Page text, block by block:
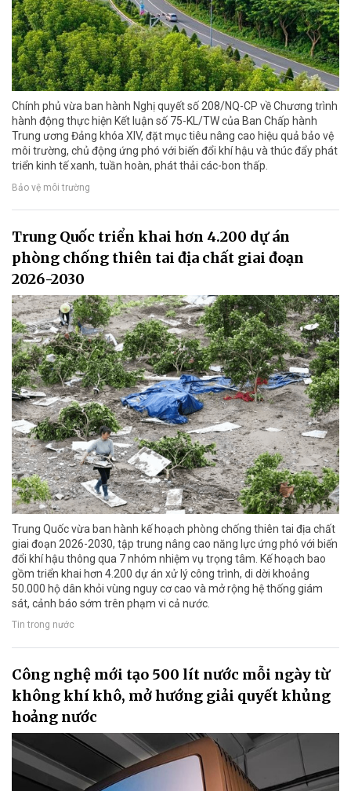
Chính phủ vừa ban hành Nghị quyết số 208/NQ-CP về Chương trình
hành động thực hiện Kết luận số 75-KL/TW của Ban Chấp hành
Trung ương Đảng khóa XIV, đặt mục tiêu nâng cao hiệu quả bảo vệ
môi trường, chủ động ứng phó với biến đổi khí hậu và thúc đẩy phát
triển kinh tế xanh, tuần hoàn, phát thải các-bon thấp.
Bảo vệ môi trường
Trung Quốc triển khai hơn 4.200 dự án
phòng chống thiên tai địa chất giai đoạn
2026-2030
Trung Quốc vừa ban hành kế hoạch phòng chống thiên tai địa chất
giai đoạn 2026-2030, tập trung nâng cao năng lực ứng phó với biến
đổi khí hậu thông qua 7 nhóm nhiệm vụ trọng tâm. Kế hoạch bao
gồm triển khai hơn 4.200 dự án xử lý công trình, di dời khoảng
50.000 hộ dân khỏi vùng nguy cơ cao và mở rộng hệ thống giám
sát, cảnh báo sớm trên phạm vi cả nước.
Tin trong nước
Công nghệ mới tạo 500 lít nước mỗi ngày từ
không khí khô, mở hướng giải quyết khủng
hoảng nước